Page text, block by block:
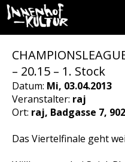
– 20.15 – 1. Stock
Datum: Mi, 03.04.2013
Veranstalter: raj
Ort: raj, Badgasse 7,
Das Viertelfinale geht